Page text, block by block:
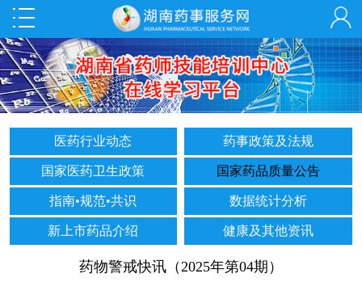
医药行业动态 药事政策及法规
国家医药卫生政策 国家药品质量公告
指南•规范•共识 数据统计分析
新上市药品介绍 健康及其他资讯
药物警戒快讯（2025年第04期）